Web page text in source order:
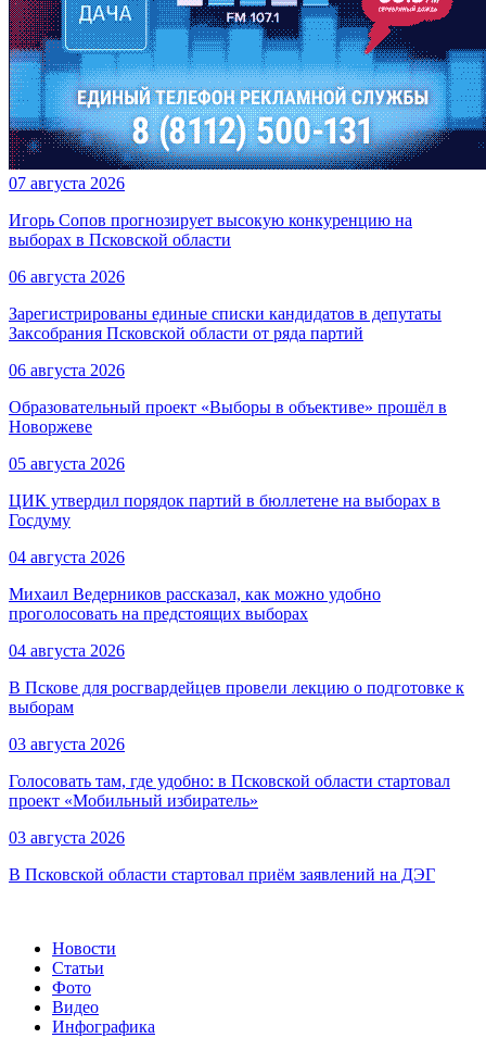
07 августа 2026
Игорь Сопов прогнозирует высокую конкуренцию на
выборах в Псковской области
06 августа 2026
Зарегистрированы единые списки кандидатов в депутаты
Заксобрания Псковской области от ряда партий
06 августа 2026
Образовательный проект «Выборы в объективе» прошёл в
Новоржеве
05 августа 2026
ЦИК утвердил порядок партий в бюллетене на выборах в
Госдуму
04 августа 2026
Михаил Ведерников рассказал, как можно удобно
проголосовать на предстоящих выборах
04 августа 2026
В Пскове для росгвардейцев провели лекцию о подготовке к
выборам
03 августа 2026
Голосовать там, где удобно: в Псковской области стартовал
проект «Мобильный избиратель»
03 августа 2026
В Псковской области стартовал приём заявлений на ДЭГ
Новости
Статьи
Фото
Видео
Инфографика